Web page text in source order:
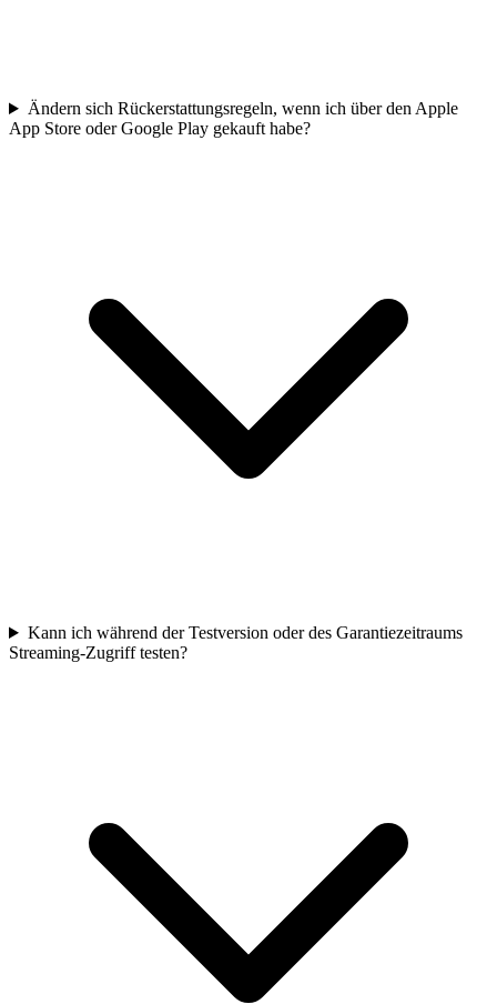
Ändern sich Rückerstattungsregeln, wenn ich über den Apple
App Store oder Google Play gekauft habe?
Kann ich während der Testversion oder des Garantiezeitraums
Streaming-Zugriff testen?